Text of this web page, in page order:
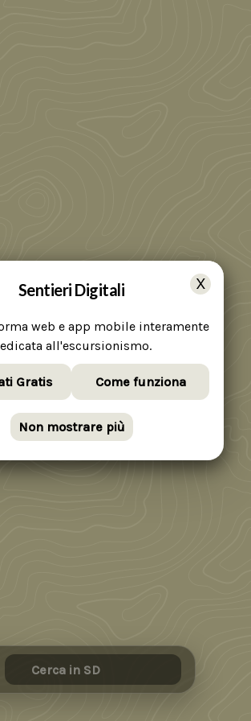
Sentieri Digitali
web e app mobile interamente
all'escursionismo.
Gratis Come funziona
Non mostrare più